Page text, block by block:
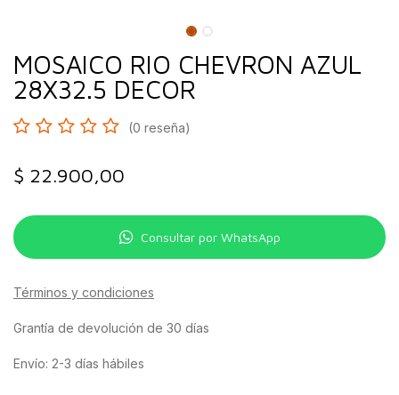
MOSAICO RIO CHEVRON AZUL
28X32.5 DECOR
(0 reseña)
$ 22.900,00
Consultar por WhatsApp
Términos y condiciones
Grantía de devolución de 30 días
Envío: 2-3 días hábiles